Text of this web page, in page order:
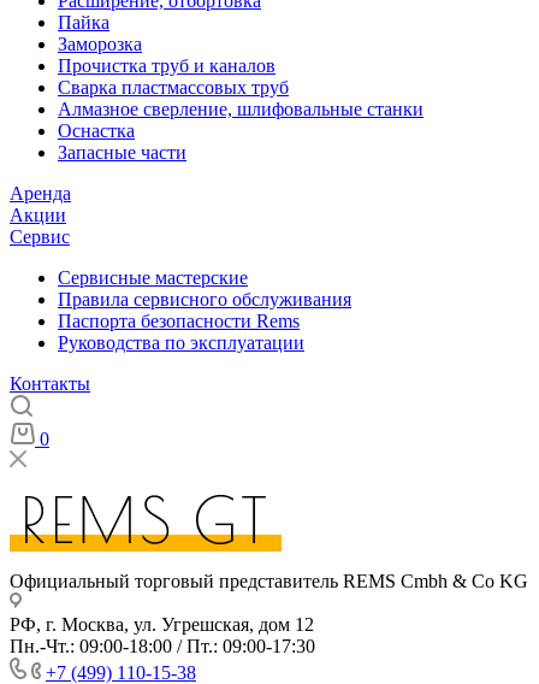
Пайка
Заморозка
Прочистка труб и каналов
Сварка пластмассовых труб
Алмазное сверление, шлифовальные станки
Оснастка
Запасные части
Аренда
Акции
Сервис
Сервисные мастерские
Правила сервисного обслуживания
Паспорта безопасности Rems
Руководства по эксплуатации
Контакты
0
Официальный торговый представитель REMS Cmbh & Co KG
РФ, г. Москва, ул. Угрешская, дом 12
Пн.-Чт.: 09:00-18:00 / Пт.: 09:00-17:30
+7 (499) 110-15-38